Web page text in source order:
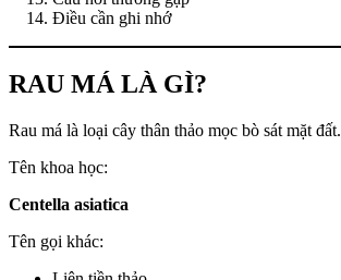
Điều cần ghi nhớ
RAU MÁ LÀ GÌ?
Rau má là loại cây thân thảo mọc bò sát mặt đất.
Tên khoa học:
Centella asiatica
Tên gọi khác: